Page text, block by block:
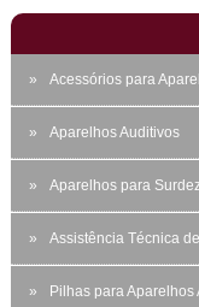
Acessórios para
Aparelhos Auditivos
Aparelhos para
Assistência Técnica
Pilhas para Aparelhos